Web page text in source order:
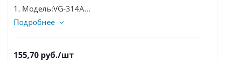
1. Модель:VG-314A...
Подробнее
155,70 руб./шт